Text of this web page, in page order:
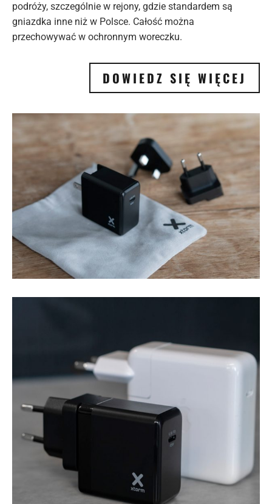
podróży, szczególnie w rejony, gdzie standardem są
gniazdka inne niż w Polsce. Całość można
przechowywać w ochronnym woreczku.
DOWIEDZ SIĘ WIĘCEJ